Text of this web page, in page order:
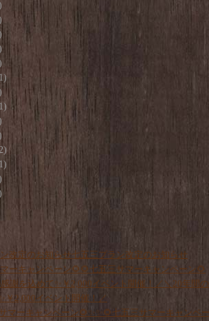
七五三プラン改定のお知らせ
🌻七五三サマーキャンペーン🌻
＼20年間の
￥2,000イベント開催！／
✨🌻七五三サマーキャンペ